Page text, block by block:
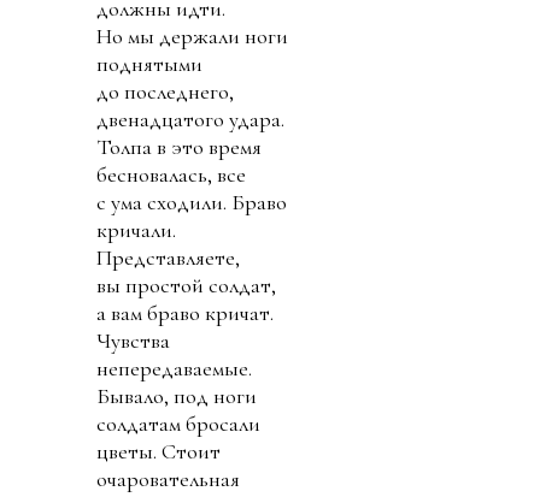
должны идти.
Но мы держали ноги
поднятыми
до последнего,
двенадцатого удара.
Толпа в это время
бесновалась, все
с ума сходили. Браво
кричали.
Представляете,
вы простой солдат,
а вам браво кричат.
Чувства
непередаваемые.
Бывало, под ноги
солдатам бросали
цветы. Стоит
очаровательная